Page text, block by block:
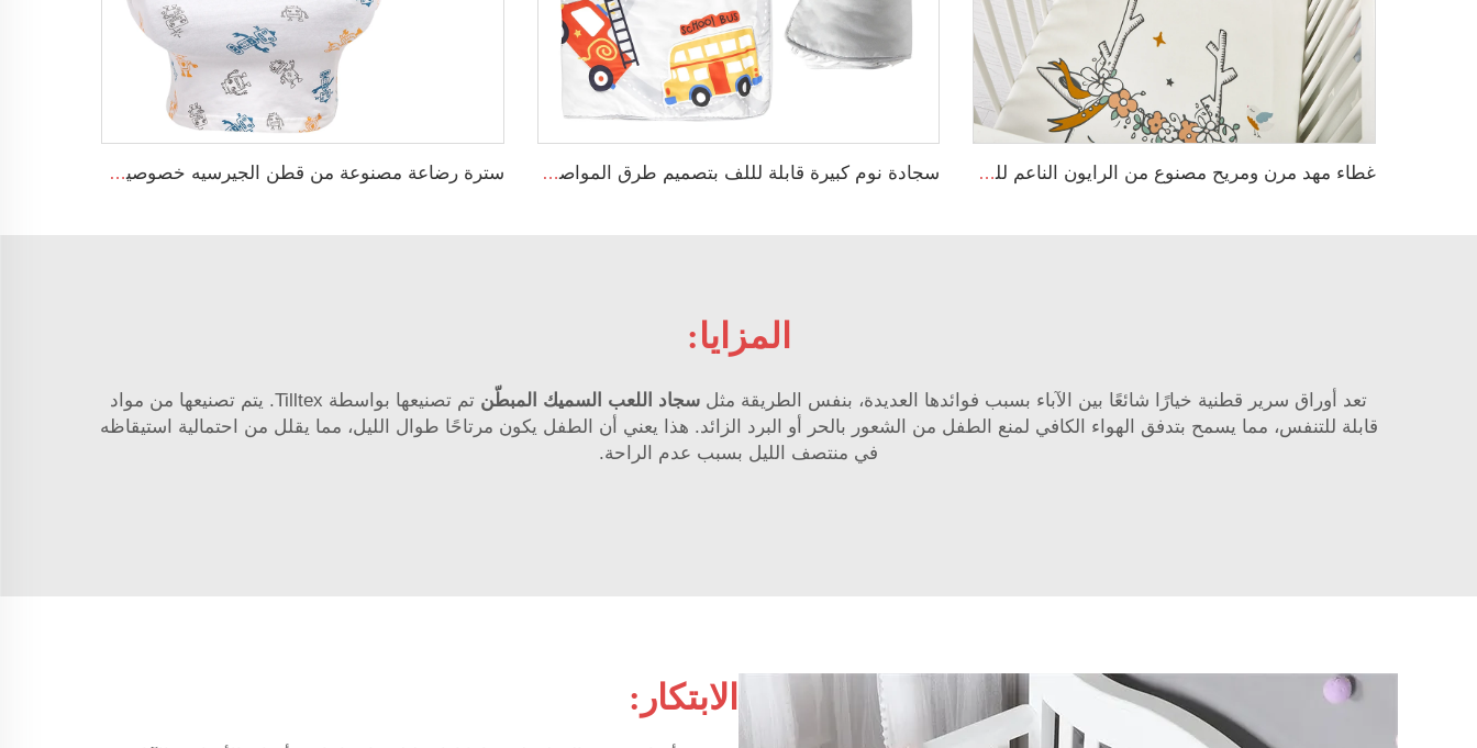
غطاء مهد مرن ومريح مصنوع من الرايون الناعم للغاية مع إضافات الإيلاستين قابل للتمدد - لون محايد سجادة نوم كبيرة قابلة لللف بتصميم طرق المواصلات مع وسادة وغطاء قابل للإزالة سترة رضاعة مصنوعة من قطن الجيرسيه خصوصية 360 درجة ناعمة للغاية للرضاعة الطبيعية
المزايا:
تعد أوراق سرير قطنية خيارًا شائعًا بين الآباء بسبب فوائدها العديدة، بنفس الطريقة مثل سجاد اللعب السميك المبطّن
تم تصنيعها بواسطة Tilltex. يتم تصنيعها من مواد
قابلة للتنفس، مما يسمح بتدفق الهواء الكافي لمنع الطفل من الشعور بالحر أو البرد الزائد. هذا يعني أن الطفل يكون مرتاحًا طوال الليل، مما يقلل من احتمالية استيقاظه
في منتصف الليل بسبب عدم الراحة.
الابتكار: